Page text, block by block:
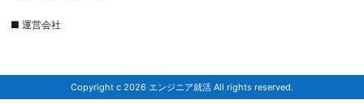
■ 運営会社
Copyright c 2026 エンジニア就活 All rights reserved.